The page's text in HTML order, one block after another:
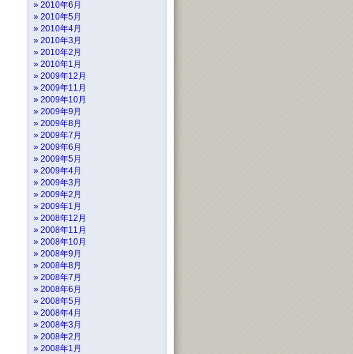
2010年6月
2010年5月
2010年4月
2010年3月
2010年2月
2010年1月
2009年12月
2009年11月
2009年10月
2009年9月
2009年8月
2009年7月
2009年6月
2009年5月
2009年4月
2009年3月
2009年2月
2009年1月
2008年12月
2008年11月
2008年10月
2008年9月
2008年8月
2008年7月
2008年6月
2008年5月
2008年4月
2008年3月
2008年2月
2008年1月